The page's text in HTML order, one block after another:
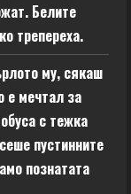
Белите
трепереха.
му, сякаш
е мечтал за
с тежка
пустинните
познатата